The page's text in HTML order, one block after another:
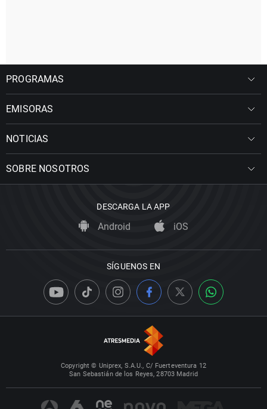
PROGRAMAS
EMISORAS
NOTICIAS
SOBRE NOSOTROS
DESCARGA LA APP
Android iOS
SÍGUENOS EN
Copyright © Uniprex, S.A.U., C/ Fuerteventura 12
San Sebastián de los Reyes, 28703 Madrid